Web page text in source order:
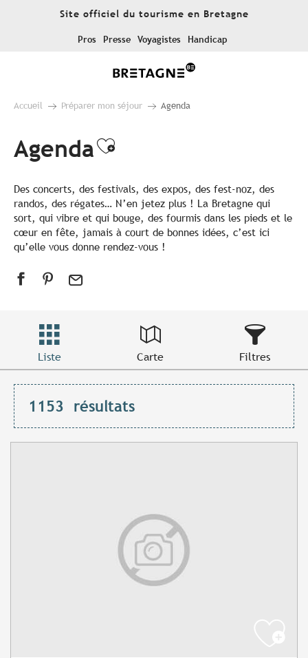
Site officiel du tourisme en Bretagne
Pros Presse Voyagistes Handicap
Accueil Préparer mon séjour Agenda
AgendaAjouter aux favoris
Des concerts, des festivals, des expos, des fest-noz, des
randos, des régates… N’en jetez plus ! La Bretagne qui
sort, qui vibre et qui bouge, des fourmis dans les pieds et le
cœur en fête, jamais à court de bonnes idées, c’est ici
qu’elle vous donne rendez-vous !
Liste Carte Filtres
1153 résultats